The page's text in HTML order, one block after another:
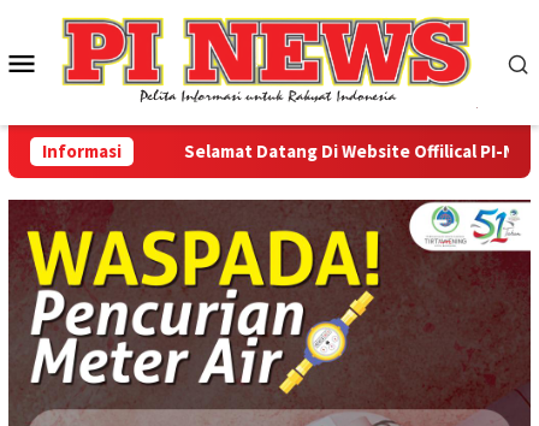
konten
Menu
Mobile
Informasi Selamat Datang Di Website Offilical PI-News